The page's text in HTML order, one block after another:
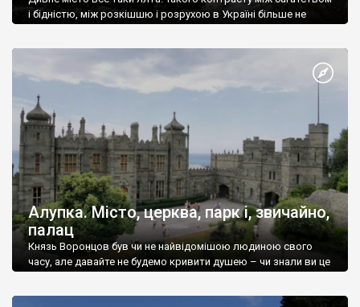
і бідністю, між розкішшю і розрухою в Україні більше не
Алупка. Місто, церква, парк і, звичайно,
палац
Князь Воронцов був чи не найвідомішою людиною свого
часу, але давайте не будемо кривити душею – чи знали ви це